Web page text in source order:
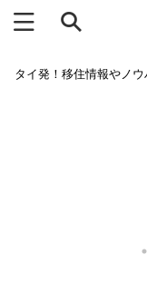
タイ発！移住情報やノ